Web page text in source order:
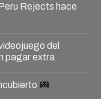
Rejects hace
del
pagar extra